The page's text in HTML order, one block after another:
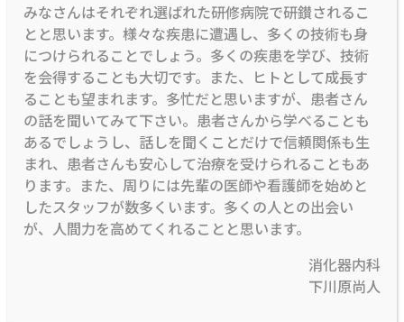
みなさんはそれぞれ選ばれた研修病院で研鑚されるこ
とと思います。様々な疾患に遭遇し、多くの技術も身
につけられることでしょう。多くの疾患を学び、技術
を会得することも大切です。また、ヒトとして成長す
ることも望まれます。多忙だと思いますが、患者さん
の話を聞いてみて下さい。患者さんから学べることも
あるでしょうし、話しを聞くことだけで信頼関係も生
まれ、患者さんも安心して治療を受けられることもあ
ります。また、周りには先輩の医師や看護師を始めと
したスタッフが数多くいます。多くの人との出会い
が、人間力を高めてくれることと思います。
消化器内科
下川原尚人